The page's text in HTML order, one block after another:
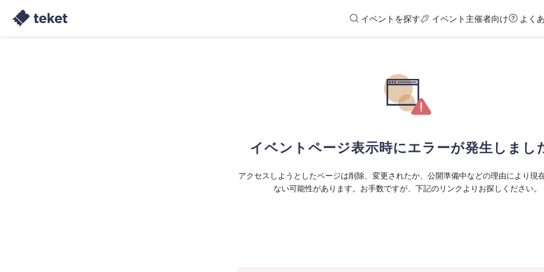
イベントを探す イベント主催者向け よく
イベントページ表示時にエラーが発生しまし
アクセスしようとしたページは削除、変更されたか、公開準備中などの理由により現
ない可能性があります。お手数ですが、下記のリンクよりお探しください。